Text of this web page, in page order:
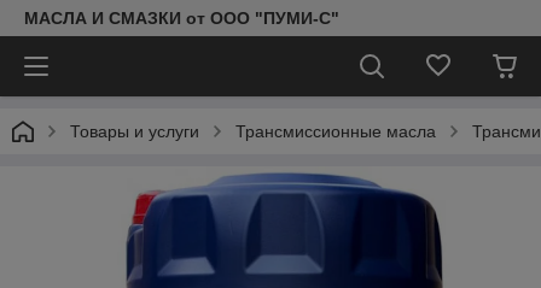
МАСЛА И СМАЗКИ от ООО "ПУМИ-С"
Товары и услуги Трансмиссионные масла